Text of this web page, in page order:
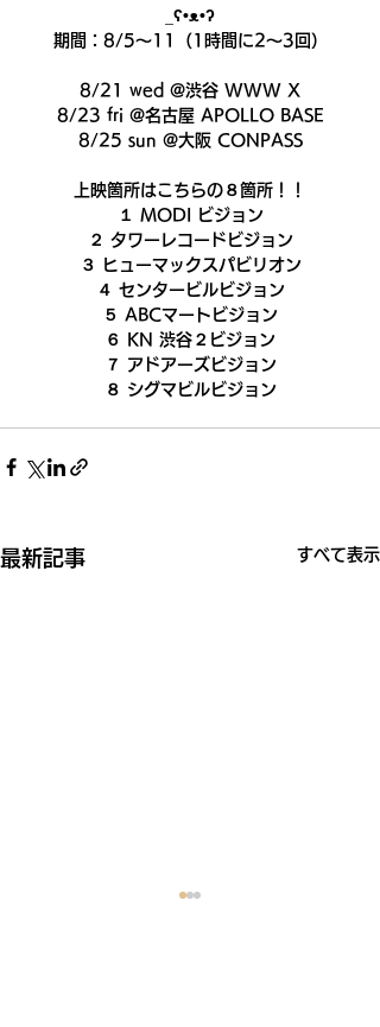
_ʕ•ᴥ•ʔ
期間：8/5〜11（1時間に2〜3回）
8/21 wed @渋谷 WWW X
8/23 fri @名古屋 APOLLO BASE
8/25 sun @大阪 CONPASS
上映箇所はこちらの８箇所！！
１ MODI ビジョン
２ タワーレコードビジョン
３ ヒューマックスパビリオン
４ センタービルビジョン
５ ABCマートビジョン
６ KN 渋谷２ビジョン
７ アドアーズビジョン
８ シグマビルビジョン
最新記事 すべて表示